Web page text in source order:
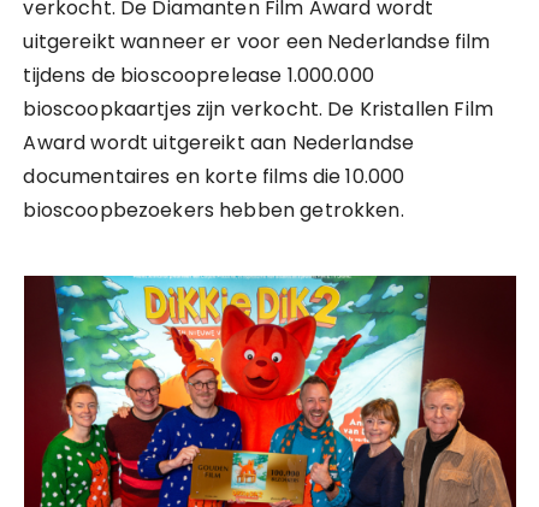
verkocht. De Diamanten Film Award wordt
uitgereikt wanneer er voor een Nederlandse film
tijdens de bioscooprelease 1.000.000
bioscoopkaartjes zijn verkocht. De Kristallen Film
Award wordt uitgereikt aan Nederlandse
documentaires en korte films die 10.000
bioscoopbezoekers hebben getrokken.